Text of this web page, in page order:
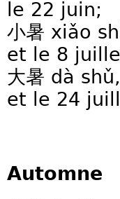
le 22 juin;
小暑 xiǎo
et le 8
大暑 dà
et le 24
Automne